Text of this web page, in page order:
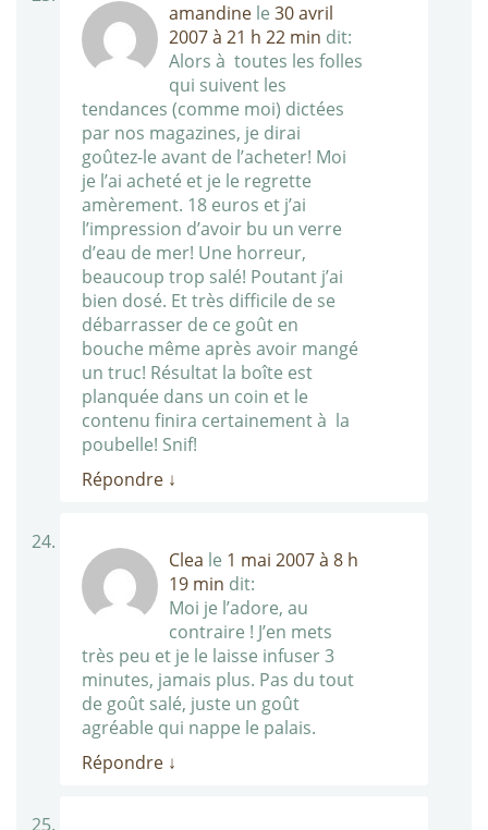
amandine le 30 avril
2007 à 21 h 22 min dit:
Alors à toutes les folles
qui suivent les
tendances (comme moi) dictées
par nos magazines, je dirai
goûtez-le avant de l’acheter! Moi
je l’ai acheté et je le regrette
amèrement. 18 euros et j’ai
l’impression d’avoir bu un verre
d’eau de mer! Une horreur,
beaucoup trop salé! Poutant j’ai
bien dosé. Et très difficile de se
débarrasser de ce goût en
bouche même après avoir mangé
un truc! Résultat la boîte est
planquée dans un coin et le
contenu finira certainement à la
poubelle! Snif!
Répondre ↓
Clea le 1 mai 2007 à 8 h
19 min dit:
Moi je l’adore, au
contraire ! J’en mets
très peu et je le laisse infuser 3
minutes, jamais plus. Pas du tout
de goût salé, juste un goût
agréable qui nappe le palais.
Répondre ↓